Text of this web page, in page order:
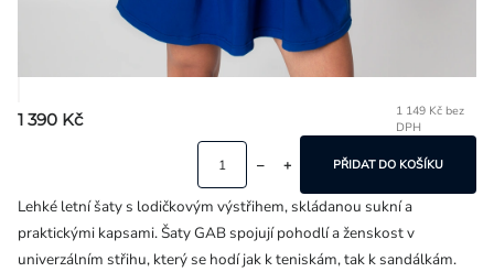
1 390 Kč
1 149 Kč bez
DPH
PŘIDAT DO KOŠÍKU
Lehké letní šaty s lodičkovým výstřihem, skládanou sukní a
praktickými kapsami. Šaty GAB spojují pohodlí a ženskost v
univerzálním střihu, který se hodí jak k teniskám, tak k sandálkám.